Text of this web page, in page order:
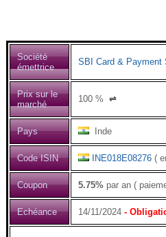
Société
émettrice
SBI Card & Payment
Prix sur le
marché
100 % ⇌
Pays Inde
Code ISIN INE018E08276 (
Coupon 5.75% par an (
Echéance 14/11/2024 -